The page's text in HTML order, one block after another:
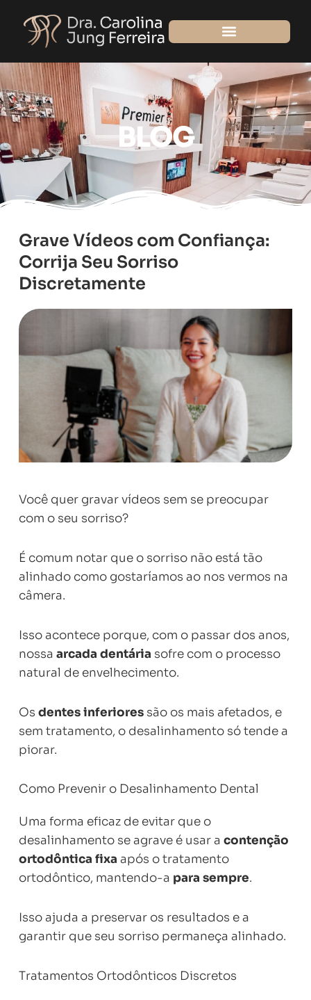
BLOG
Grave Vídeos com Confiança:
Corrija Seu Sorriso
Discretamente
Você quer gravar vídeos sem se preocupar
com o seu sorriso?
É comum notar que o sorriso não está tão
alinhado como gostaríamos ao nos vermos na
câmera.
Isso acontece porque, com o passar dos anos,
nossaarcada dentária sofre com o processo
natural de envelhecimento.
Osdentes inferiores são os mais afetados, e
sem tratamento, o desalinhamento só tende a
piorar.
Como Prevenir o Desalinhamento Dental
Uma forma eficaz de evitar que o
desalinhamento se agrave é usar acontenção
ortodôntica fixa após o tratamento
ortodôntico, mantendo-a para sempre.
Isso ajuda a preservar os resultados e a
garantir que seu sorriso permaneça alinhado.
Tratamentos Ortodônticos Discretos